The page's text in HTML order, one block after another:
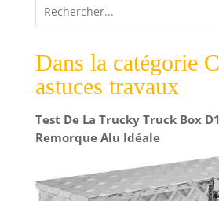
Dans la catégorie
astuces travaux
Test De La Trucky Truck Box
Remorque Alu Idéale